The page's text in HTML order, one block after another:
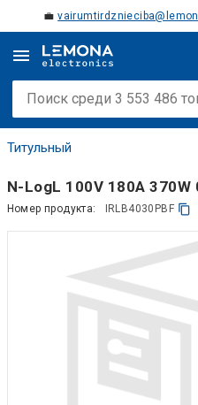
💼
Титульный
N-LogL 100V 180A 370W
Номер продукта: IRLB4030PBF